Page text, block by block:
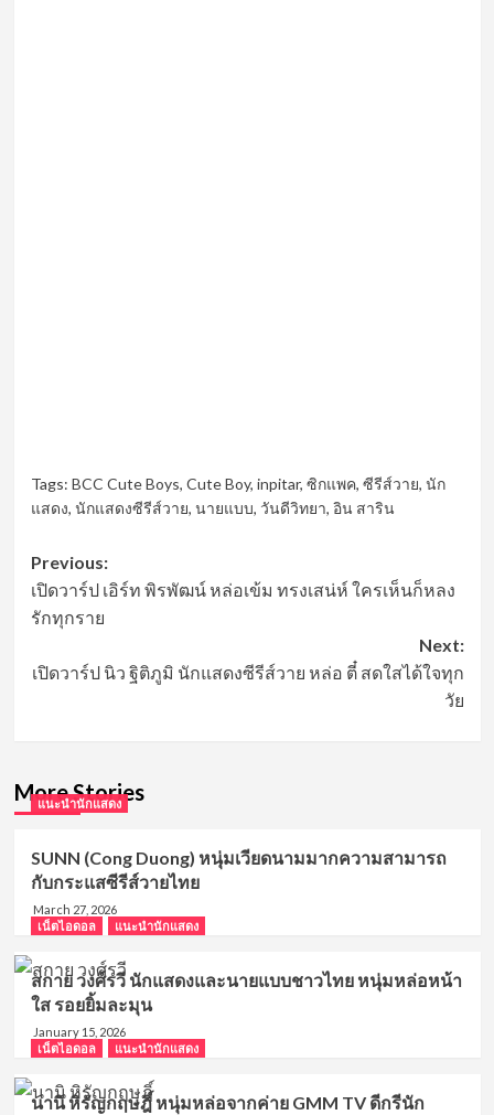
Tags: BCC Cute Boys, Cute Boy, inpitar, ซิกแพค, ซีรีส์วาย, นัก
แสดง, นักแสดงซีรีส์วาย, นายแบบ, วันดีวิทยา, อิน สาริน
Post
navigation
Previous:
เปิดวาร์ป เอิร์ท พิรพัฒน์ หล่อเข้ม ทรงเสน่ห์ ใครเห็นก็หลง
รักทุกราย
Next:
เปิดวาร์ป นิว ฐิติภูมิ นักแสดงซีรีส์วาย หล่อ ตี๋ สดใสได้ใจทุก
วัย
More Stories
แนะนำนักแสดง
SUNN (Cong Duong) หนุ่มเวียดนามมากความสามารถ
กับกระแสซีรีส์วายไทย
March 27, 2026
เน็ตไอดอล
แนะนำนักแสดง
สกาย วงศ์รวี นักแสดงและนายแบบชาวไทย หนุ่มหล่อหน้า
ใส รอยยิ้มละมุน
January 15, 2026
เน็ตไอดอล
แนะนำนักแสดง
นานิ หิรัญกฤษฎิ์ หนุ่มหล่อจากค่าย GMM TV ดีกรีนัก